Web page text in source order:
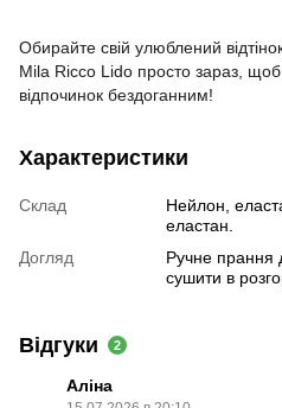
Обирайте свій улюблений
Mila Ricco Lido просто зараз, щоб
відпочинок бездоганним!
Характеристики
Склад
Нейлон,
еластан.
Догляд
Ручне прання
сушити в
Відгуки 2
Аліна